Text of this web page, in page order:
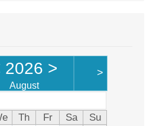
2026 >
August
>
Th Fr Sa
Su